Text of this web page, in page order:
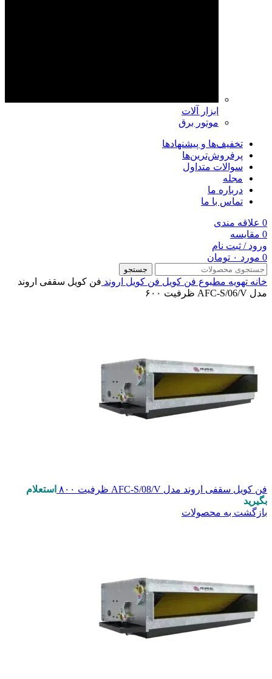
ابزار آلات
موتور برق
تخفیف‌ها و پیشنهادها
پرفروش‌ترین‌ها
سوالات متداول
مجله
درباره ما
تماس با ما
0 علاقه مندی
0 مقايسه
ورود / ثبت نام
0 مورد ۰ تومان
جستجو
خانه تهویه مطبوع فن کویل فن کویل اروند فن کویل سقفی اروند
مدل AFC-S/06/V ظرفیت ۶۰۰
فن کویل سقفی اروند مدل AFC-S/08/V ظرفیت ۸۰۰
استعلام
بگیرید
بازگشت به محصولات